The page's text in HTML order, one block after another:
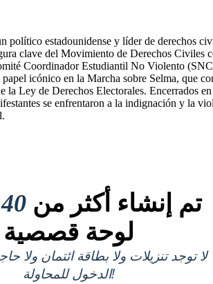
político estadounidense y líder de derechos
clave del Movimiento de Derechos Civiles
Coordinador Estudiantil No Violento
icónico en la Marcha sobre Selma, que
la Ley de Derechos Electorales. Encerrados en
se enfrentaron a la indignación y la
تم إنشاء أكثر من 40 مليون
لوحة قصصية
لا توجد تنزيلات ولا بطاقة ائتمان ولا
الدخول للمحاولة!